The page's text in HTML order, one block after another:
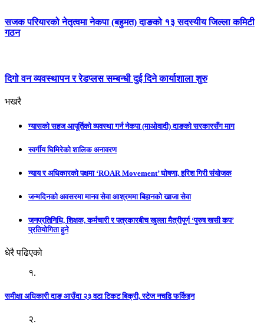
सजक परियारको नेतृत्वमा नेकपा (बहुमत) दाङको १३ सदस्यीय जिल्ला कमिटी
गठन
दिगो वन व्यवस्थापन र रेडप्लस सम्बन्धी दुई दिने कार्याशाला शुरु
भखरै
ग्यासको सहज आपूर्तिको व्यवस्था गर्न नेकपा (माओवादी) दाङको सरकारसँग माग
स्वर्गीय घिमिरेको शालिक अनावरण
न्याय र अधिकारको पक्षमा ‘ROAR Movement’ घोषणा, हरिश गिरी संयोजक
जन्मदिनको अवसरमा मानव सेवा आश्रममा बिहानको खाजा सेवा
जनप्रतिनिधि, शिक्षक, कर्मचारी र पत्रकारबीच खुल्ला मैत्रीपूर्ण ‘पुरुष खसी कप’
प्रतियोगिता हुने
धेरै पढिएको
१.
समीक्षा अधिकारी दाङ आउँदा २३ वटा टिकट बिक्री, स्टेज नचढि फर्किइन
२.